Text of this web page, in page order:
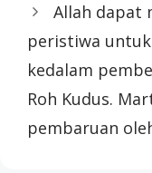
Allah dapat
peristiwa
kedalam
Roh Kudus.
pembaruan